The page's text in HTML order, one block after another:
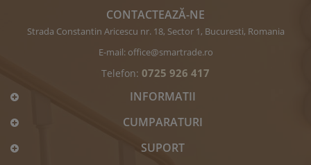
CONTACTEAZĂ-NE
Strada Constantin Aricescu nr. 18, Sector 1, Bucuresti, Romania
E-mail: office@smartrade.ro
Telefon: 0725 926 417
INFORMATII
CUMPARATURI
SUPORT